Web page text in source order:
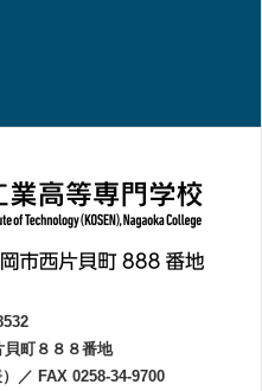
町８８８番地
／ FAX 0258-34-9700